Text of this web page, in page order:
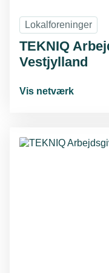
Lokalforeninger
TEKNIQ
Vestjylland
Vis netværk